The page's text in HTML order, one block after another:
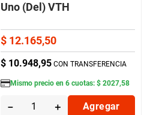
Uno (Del) VTH
$ 12.165,50
$ 10.948,95 CON TRANSFERENCIA
Mismo precio en 6cuotas: $ 2027,58
＋
－ Agregar